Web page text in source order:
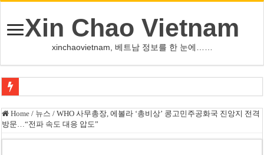
Xin Chao Vietnam
xinchaovietnam, 베트남 정보를 한 눈에……
오덕 목사, 32년 베트남 삶 담은 첫 디카시집 ‘한 컷의 서정’ 출간
베트남 화학·플라스틱 기업 납세 상위 10곳 공개…절반은 국영기업
Home / 뉴스 / WHO 사무총장, 에볼라 ‘총비상’ 콩고민주공화국 진앙지 전격
방문…“전파 속도 대응 압도”